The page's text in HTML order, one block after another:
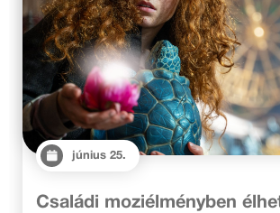
június 25.
Családi moziélményben